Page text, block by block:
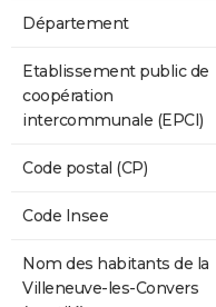
Département
Etablissement public de
coopération
intercommunale (EPCI)
Code postal (CP)
Code Insee
Nom des habitants de la
Villeneuve-les-Convers